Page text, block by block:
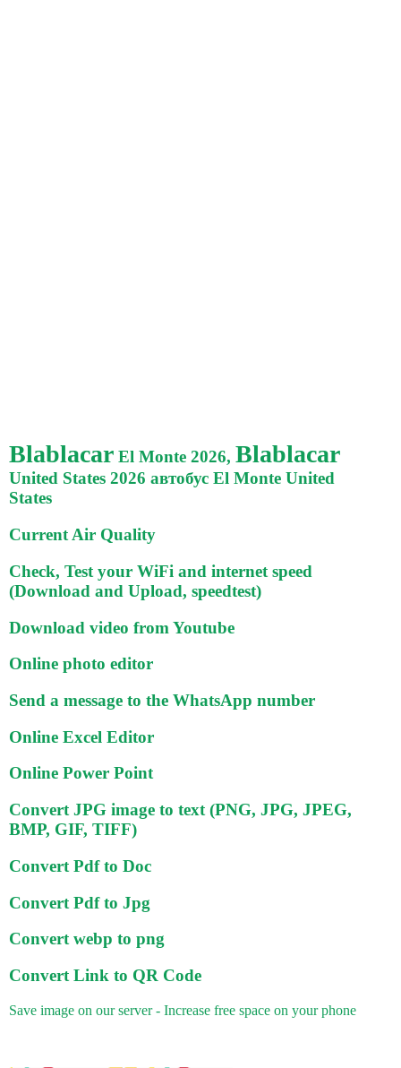
Blablacar El Monte 2026, Blablacar
United States 2026 автобус El Monte United
States
Current Air Quality
Check, Test your WiFi and internet speed
(Download and Upload, speedtest)
Download video from Youtube
Online photo editor
Send a message to the WhatsApp number
Online Excel Editor
Online Power Point
Convert JPG image to text (PNG, JPG, JPEG,
BMP, GIF, TIFF)
Convert Pdf to Doc
Convert Pdf to Jpg
Convert webp to png
Convert Link to QR Code
Save image on our server - Increase free space on your phone